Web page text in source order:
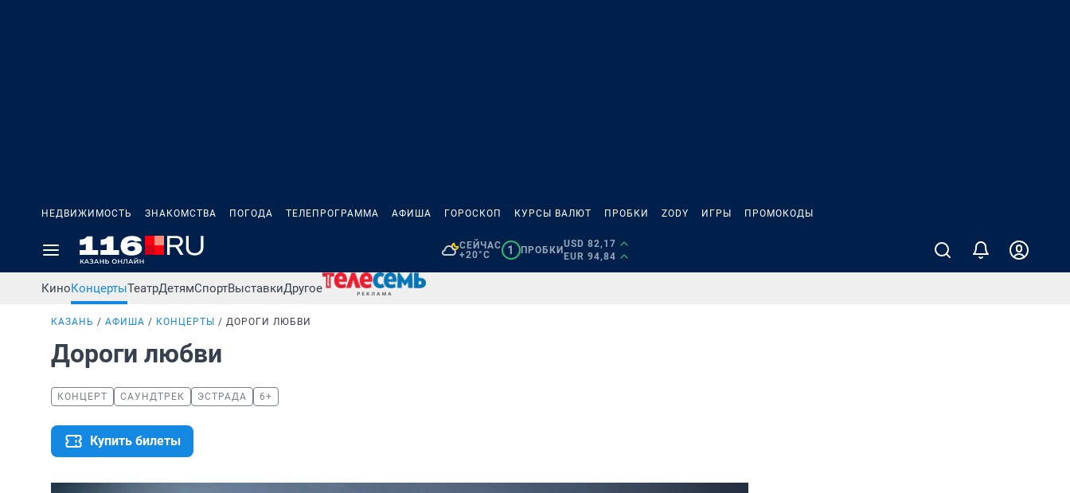
НЕДВИЖИМОСТЬ ЗНАКОМСТВА ПОГОДА ТЕЛЕПРОГРАММА АФИША ГОРОСКОП КУРСЫ ВАЛЮТ ПРОБКИ ZODY ИГРЫ ПРОМОКОДЫ
СЕЙЧАС
+20°C
1 ПРОБКИ
USD 82,17
EUR 94,84
КиноКонцертыТеатрДетямСпортВыставкиДругое
КАЗАНЬ АФИША КОНЦЕРТЫ ДОРОГИ ЛЮБВИ
Дороги любви
КОНЦЕРТ САУНДТРЕК ЭСТРАДА 6+
Купить билеты